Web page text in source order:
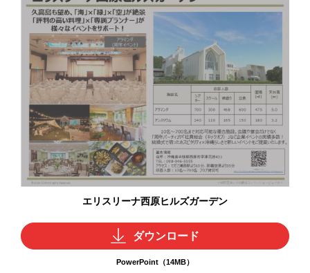
エリスリーナ西原ヒルズガーデン
ダウンロード
PowerPoint（14MB）